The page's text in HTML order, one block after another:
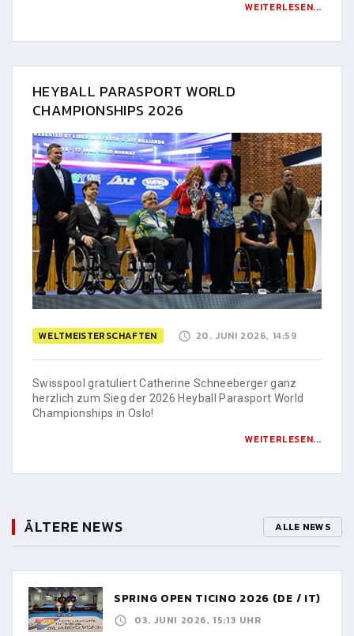
WEITERLESEN...
HEYBALL PARASPORT WORLD
CHAMPIONSHIPS 2026
WELTMEISTERSCHAFTEN 20. JUNI 2026, 14:59
Swisspool gratuliert Catherine Schneeberger ganz
herzlich zum Sieg der 2026 Heyball Parasport World
Championships in Oslo!
WEITERLESEN...
ÄLTERE NEWS ALLE NEWS
SPRING OPEN TICINO 2026 (DE / IT)
03. JUNI 2026, 15:13 UHR